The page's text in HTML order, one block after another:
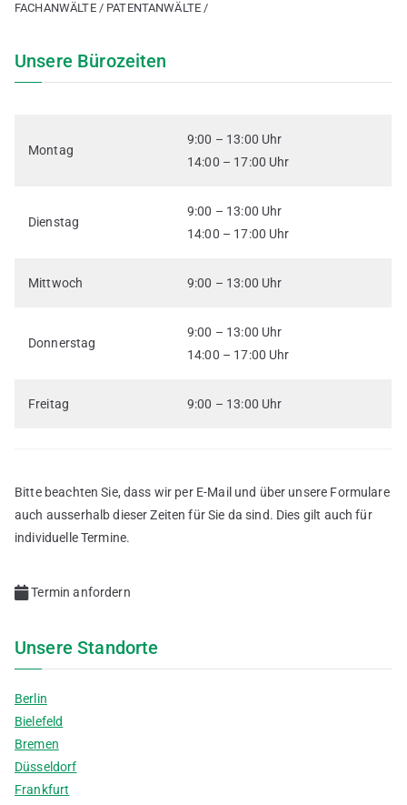
FACHANWÄLTE / PATENTANWÄLTE /
Unsere Bürozeiten
Montag
9:00 – 13:00 Uhr
14:00 – 17:00 Uhr
Dienstag
9:00 – 13:00 Uhr
14:00 – 17:00 Uhr
Mittwoch 9:00 – 13:00 Uhr
Donnerstag
9:00 – 13:00 Uhr
14:00 – 17:00 Uhr
Freitag 9:00 – 13:00 Uhr
Bitte beachten Sie, dass wir per E-Mail und über unsere Formulare
auch ausserhalb dieser Zeiten für Sie da sind. Dies gilt auch für
individuelle Termine.
Termin anfordern
Unsere Standorte
Berlin
Bielefeld
Bremen
Düsseldorf
Frankfurt